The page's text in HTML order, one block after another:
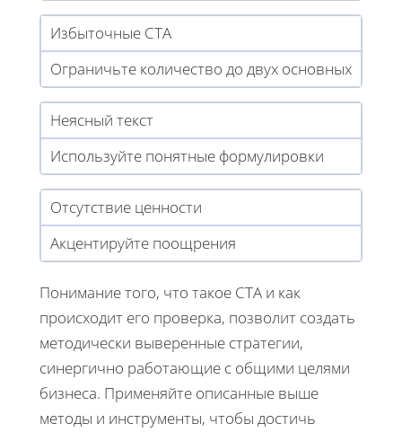
Избыточные CTA
Ограничьте количество до двух основных
Неясный текст
Используйте понятные формулировки
Отсутствие ценности
Акцентируйте поощрения
Понимание того, что такое CTA и как
происходит его проверка, позволит создать
методически выверенные стратегии,
синергично работающие с общими целями
бизнеса. Применяйте описанные выше
методы и инструменты, чтобы достичь